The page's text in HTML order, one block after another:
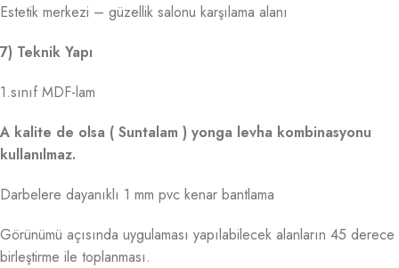
Estetik merkezi – güzellik salonu karşılama alanı
7) Teknik Yapı
1.sınıf MDF-lam
A kalite de olsa ( Suntalam ) yonga levha kombinasyonu
kullanılmaz.
Darbelere dayanıklı 1 mm pvc kenar bantlama
Görünümü açısında uygulaması yapılabilecek alanların 45 derece
birleştirme ile toplanması.